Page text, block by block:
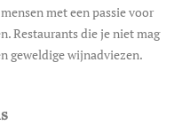
met een passie voor
Restaurants die je niet mag
geweldige wijnadviezen.